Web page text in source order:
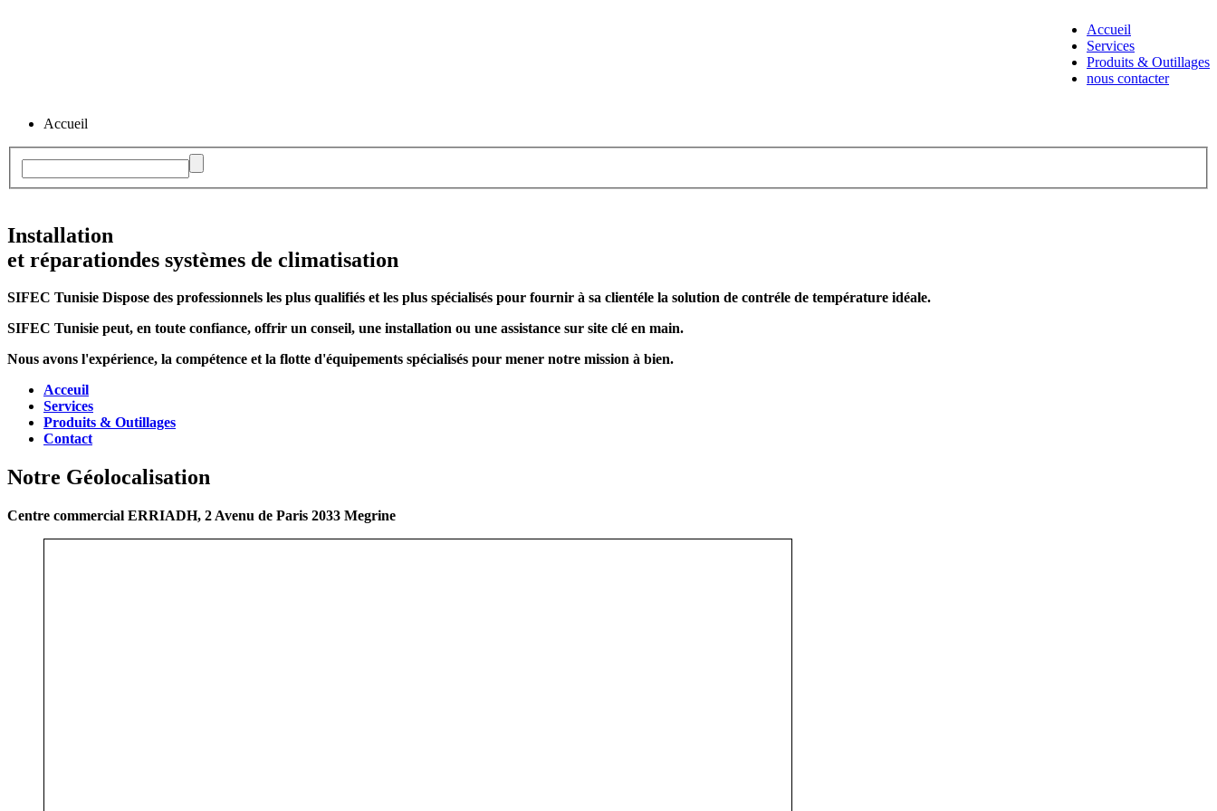
Accueil
Services
Produits & Outillages
nous contacter
Accueil
Installation
et réparationdes systèmes de climatisation
SIFEC Tunisie Dispose des professionnels les plus qualifiés et les plus spécialisés pour fournir à sa clientéle la solution de contréle de température idéale.
SIFEC Tunisie peut, en toute confiance, offrir un conseil, une installation ou une assistance sur site clé en main.
Nous avons l'expérience, la compétence et la flotte d'équipements spécialisés pour mener notre mission à bien.
Acceuil
Services
Produits & Outillages
Contact
Notre Géolocalisation
Centre commercial ERRIADH, 2 Avenu de Paris 2033 Megrine